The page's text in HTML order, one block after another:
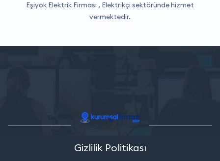
Eşiyok Elektrik Firması , Elektrikçi sektöründe hizmet
vermektedir.
Gizlilik Politikası